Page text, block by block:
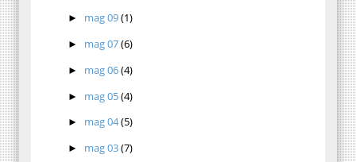
► mag 09(1)
► mag 07(6)
► mag 06(4)
► mag 05(4)
► mag 04(5)
► mag 03(7)